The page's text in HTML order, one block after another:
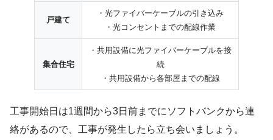
戸建て
・光ファイバーケーブルの引き込み
・光コンセントまでの配線作業
集合住宅
・共用設備に光ファイバーケーブルを接
続
・共用設備から各部屋までの配線
工事開始日は1週間から3日前までにソフトバンクから連
絡があるので、工事が発生したら立ち会いましょう。